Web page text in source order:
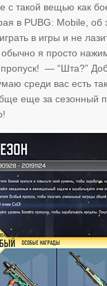
с такой вещью как
в PUBG: Mobile,
в игры и не
обычно я просто
— “Шта?”
среди вас есть
еще за сезонный